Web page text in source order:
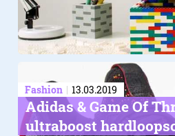
Fashion 13.03.2019
Adidas & Game Of
ultraboost